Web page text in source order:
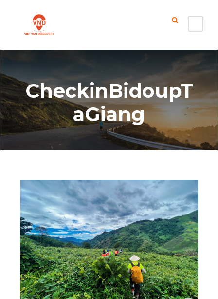
CheckinBidoupT
aGiang